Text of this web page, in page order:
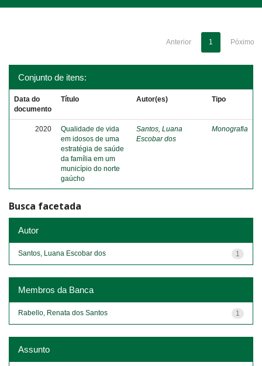
Anterior 1 Póximo
Conjunto de itens:
Data do
documento
Título Autor(es) Tipo
2020
Qualidade de vida
em idosos de uma
estratégia de saúde
da família em um
município do norte
gaúcho
Santos, Luana
Escobar dos
Monografia
Busca facetada
Autor
1
Santos, Luana Escobar dos
Membros da Banca
1
Rabello, Renata dos Santos
Assunto